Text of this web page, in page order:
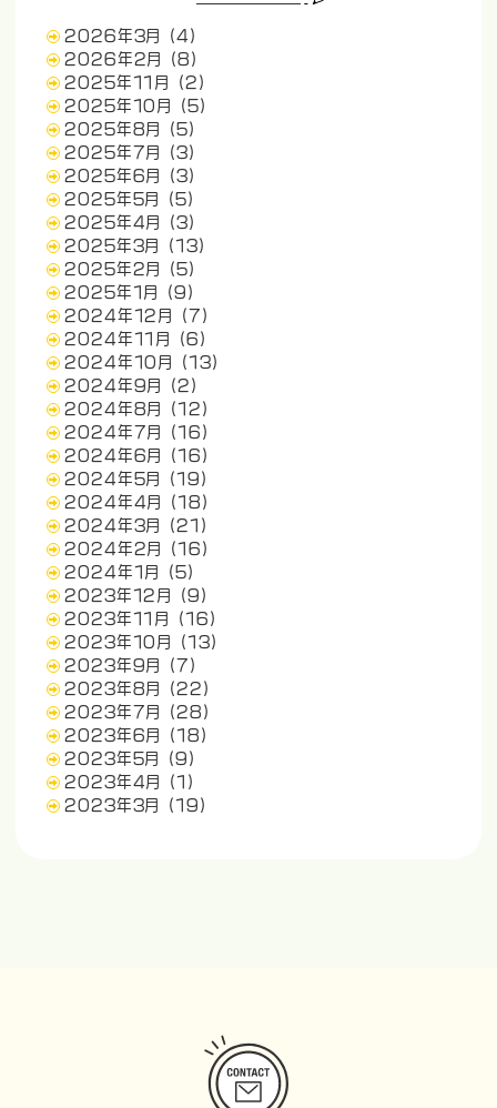
2026年3月
(4)
2026年2月
(8)
2025年11月
(2)
2025年10月
(5)
2025年8月
(5)
2025年7月
(3)
2025年6月
(3)
2025年5月
(5)
2025年4月
(3)
2025年3月
(13)
2025年2月
(5)
2025年1月
(9)
2024年12月
(7)
2024年11月
(6)
2024年10月
(13)
2024年9月
(2)
2024年8月
(12)
2024年7月
(16)
2024年6月
(16)
2024年5月
(19)
2024年4月
(18)
2024年3月
(21)
2024年2月
(16)
2024年1月
(5)
2023年12月
(9)
2023年11月
(16)
2023年10月
(13)
2023年9月
(7)
2023年8月
(22)
2023年7月
(28)
2023年6月
(18)
2023年5月
(9)
2023年4月
(1)
2023年3月
(19)